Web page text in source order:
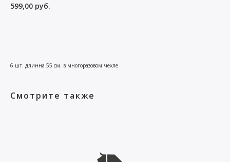
599,00 руб.
6 шт. длинна 55 см. в многоразовом чехле
Смотрите также